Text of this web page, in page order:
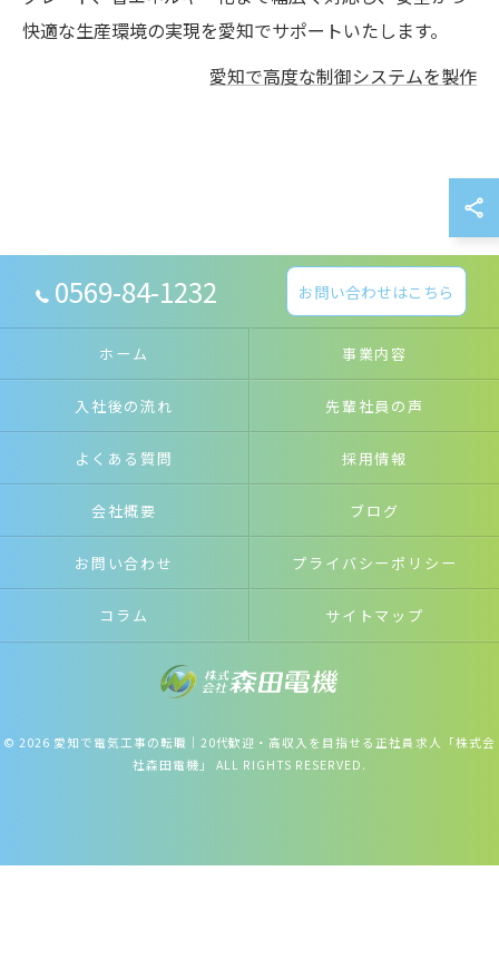
快適な生産環境の実現を愛知でサポートいたします。
愛知で高度な制御システムを製作
0569-84-1232 お問い合わせはこちら
ホーム 事業内容
入社後の流れ 先輩社員の声
よくある質問 採用情報
会社概要 ブログ
お問い合わせ プライバシーポリシー
コラム サイトマップ
© 2026 愛知で電気工事の転職｜20代歓迎・高収入を目指せる正社員求人「株式会
社森田電機」 ALL RIGHTS RESERVED.